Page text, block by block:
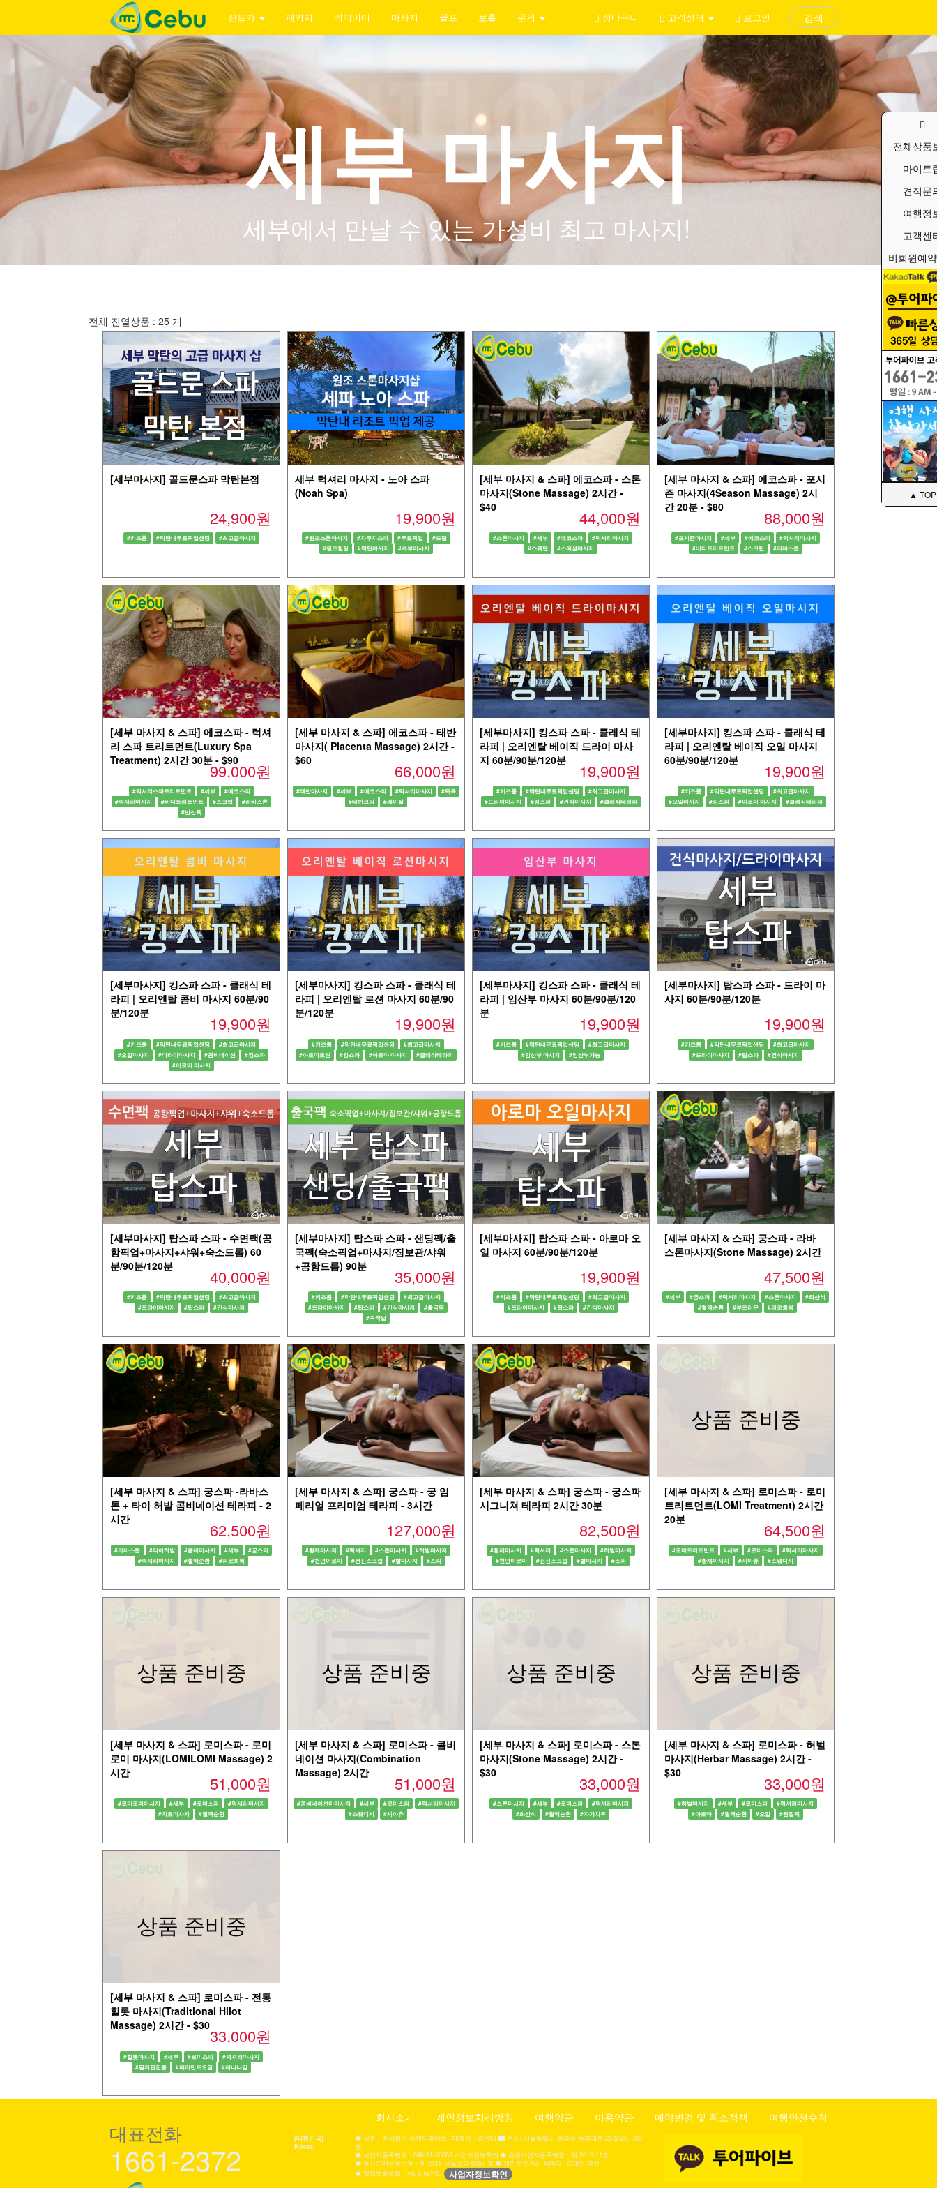
렌트카 패키지 액티비티 마사지 골프 보홀 문의 장바구니 고객센터 로그인 검색
세부 마사지
세부에서 만날 수 있는 가성비 최고 마사지!
전체 진열상품 : 25 개
[세부마사지] 골드문스파 막탄본점
24,900원
#키즈룸 #막탄내무료픽업샌딩 #최고급마사지
세부 럭셔리 마사지 - 노아 스파
(Noah Spa)
19,900원
#원조스톤마사지 #자쿠지스파 #무료픽업
#드랍
#원조힐링
#막탄마사지 #세부마사지
[세부 마사지 & 스파] 에코스파 - 스톤
마사지(Stone Massage) 2시간 -
$40
44,000원
#스톤마사지 #세부 #에코스파
#럭셔리마사지
#스웨덴
#스페셜마사지
[세부 마사지 & 스파] 에코스파 - 포시
즌 마사지(4Season Massage) 2시
간 20분 - $80
88,000원
#포시즌마사지 #세부 #에코스파
#럭셔리마사지
#바디트리트먼트
#스크럽 #라바스톤
[세부 마사지 & 스파] 에코스파 - 럭셔
리 스파 트리트먼트(Luxury Spa
Treatment) 2시간 30분 - $9099,000원
#럭셔리스파트리트먼트 #세부
#에코스파
#럭셔리마사지
#바디트리트먼트 #스크럽
#라바스톤
#반신욕
[세부 마사지 & 스파] 에코스파 - 태반
마사지( Placenta Massage) 2시간 -
$60
66,000원
#태반마사지 #세부 #에코스파 #럭셔리마사지
#족욕
#태반크림
#페이셜
[세부마사지] 킹스파 스파 - 클래식 테
라피 | 오리엔탈 베이직 드라이 마사
지 60분/90분/120분
19,900원
#키즈룸 #막탄내무료픽업샌딩
#최고급마사지
#드라이마사지
#킹스파 #건식마사지 #클래식테라피
[세부마사지] 킹스파 스파 - 클래식 테
라피 | 오리엔탈 베이직 오일 마사지
60분/90분/120분
19,900원
#키즈룸 #막탄내무료픽업샌딩
#최고급마사지
#오일마사지
#킹스파 #아로마 마사지 #클래식테라피
[세부마사지] 킹스파 스파 - 클래식 테
라피 | 오리엔탈 콤비 마사지 60분/90
분/120분
19,900원
#키즈룸 #막탄내무료픽업샌딩
#최고급마사지
#오일마사지
#다라이마사지 #콤비네이션
#킹스파
#아로마 마사지
[세부마사지] 킹스파 스파 - 클래식 테
라피 | 오리엔탈 로션 마사지 60분/90
분/120분
19,900원
#키즈룸 #막탄내무료픽업샌딩
#최고급마사지
#아로마로션
#킹스파 #아로마 마사지 #클래식테라피
[세부마사지] 킹스파 스파 - 클래식 테
라피 | 임산부 마사지 60분/90분/120
분
19,900원
#키즈룸 #막탄내무료픽업샌딩
#최고급마사지
#임산부 마사지
#임산부가능
[세부마사지] 탑스파 스파 - 드라이 마
사지 60분/90분/120분
19,900원
#키즈룸 #막탄내무료픽업샌딩
#최고급마사지
#드라이마사지
#탑스파 #건식마사지
[세부마사지] 탑스파 스파 - 수면팩(공
항픽업+마사지+샤워+숙소드롭) 60
분/90분/120분
40,000원
#키즈룸 #막탄내무료픽업샌딩
#최고급마사지
#드라이마사지
#탑스파 #건식마사지
[세부마사지] 탑스파 스파 - 샌딩팩/출
국팩(숙소픽업+마사지/짐보관/샤워
+공항드롭) 90분
35,000원
#키즈룸 #막탄내무료픽업샌딩
#최고급마사지
#드라이마사지
#탑스파 #건식마사지
#출국팩
#귀국날
[세부마사지] 탑스파 스파 - 아로마 오
일 마사지 60분/90분/120분
19,900원
#키즈룸 #막탄내무료픽업샌딩
#최고급마사지
#드라이마사지
#탑스파 #건식마사지
[세부 마사지 & 스파] 궁스파 - 라바
스톤마사지(Stone Massage) 2시간
47,500원
#세부 #궁스파 #럭셔리마사지 #스톤마사지
#화산석
#혈액순환
#부드러운 #피로회복
[세부 마사지 & 스파] 궁스파 -라바스
톤 + 타이 허발 콤비네이션 테라피 - 2
시간
62,500원
#라바스톤 #타이허발 #콤비마사지 #세부
#궁스파
#럭셔리마사지
#혈액순환 #피로회복
[세부 마사지 & 스파] 궁스파 - 궁 임
페리얼 프리미엄 테라피 - 3시간
127,000원
#황제마사지 #럭셔리 #스톤마사지
#허벌마사지
#천연아로마
#전신스크럽 #발마사지 #스파
[세부 마사지 & 스파] 궁스파 - 궁스파
시그니쳐 테라피 2시간 30분
82,500원
#황제마사지 #럭셔리 #스톤마사지
#허벌마사지
#천연아로마
#전신스크럽 #발마사지 #스파
상품 준비중
[세부 마사지 & 스파] 로미스파 - 로미
트리트먼트(LOMI Treatment) 2시간
20분
64,500원
#로미트리트먼트 #세부 #로미스파
#럭셔리마사지
#황제마사지
#시아츄 #스웨디시
상품 준비중
[세부 마사지 & 스파] 로미스파 - 로미
로미 마사지(LOMILOMI Massage) 2
시간
51,000원
#로미로미마사지 #세부 #로미스파
#럭셔리마사지
#치료마사지
#혈액순환
상품 준비중
[세부 마사지 & 스파] 로미스파 - 콤비
네이션 마사지(Combination
Massage) 2시간
51,000원
#콤비네이션미마사지 #세부 #로미스파
#럭셔리마사지
#스웨디시
#시아츄
상품 준비중
[세부 마사지 & 스파] 로미스파 - 스톤
마사지(Stone Massage) 2시간 -
$30
33,000원
#스톤마사지 #세부 #로미스파
#럭셔리마사지
#화산석
#혈액순환 #자가치유
상품 준비중
[세부 마사지 & 스파] 로미스파 - 허벌
마사지(Herbar Massage) 2시간 -
$30
33,000원
#허벌마사지 #세부 #로미스파
#럭셔리마사지
#아로마
#혈액순환 #오일 #찜질팩
상품 준비중
[세부 마사지 & 스파] 로미스파 - 전통
힐롯 마사지(Traditional Hilot
Massage) 2시간 - $3033,000원
#힐롯마사지 #세부 #로미스파
#럭셔리마사지
#필리핀전통
#패러민트오일 #바나나잎
전체상품
마이트
견적문
여행정
고객센
비회원예
▲ TOP
대표전화
1661-2372
회사소개 개인정보처리방침 여행약관 이용약관 예약변경 및 취소정책 여행안전수칙
[대한민국]
Korea
상호 : 주식회사 투엔티파이브 | 대표자 : 김근태
주소: 서울특별시 송파구 송파대로 28길 20, 309
호
사업자등록번호 : 846-81-00083 사업자정보확인
관광사업자등록번호 : 제 2015-11호
통신판매등록번호 : 제 2015-서울송파-0957 호
개인정보관리 책임자: 오재은 과장
영업보증보험 : 5천만원가입 사업자정보확인